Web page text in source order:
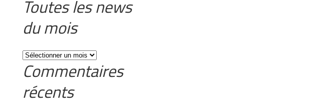
Toutes les news
du mois
Toutes
les
news
du
Commentaires
récents